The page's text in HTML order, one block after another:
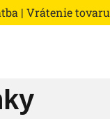
| Vrátenie tovaru